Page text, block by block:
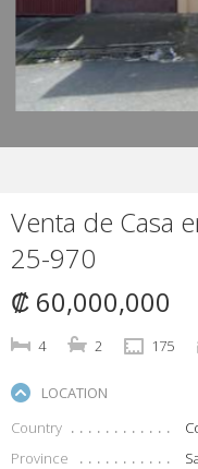
Venta de Casa
25-970
₡ 60,000,000
4 2 175
LOCATION
Country
Province